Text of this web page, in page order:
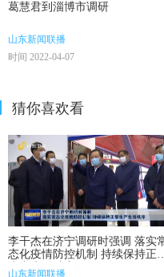
葛慧君到淄博市调研
山东新闻联播
时间 2022-04-07
猜你喜欢看
李干杰在济宁调研时强调 落实
态化疫情防控机制 持续保持正
生产生活秩序
山东新闻联播